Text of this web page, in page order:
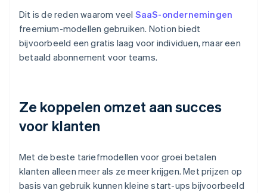
Dit is de reden waarom veel SaaS-ondernemingen
freemium-modellen gebruiken. Notion biedt
bijvoorbeeld een gratis laag voor individuen, maar een
betaald abonnement voor teams.
Ze koppelen omzet aan succes
voor klanten
Met de beste tariefmodellen voor groei betalen
klanten alleen meer als ze meer krijgen. Met prijzen op
basis van gebruik kunnen kleine start-ups bijvoorbeeld